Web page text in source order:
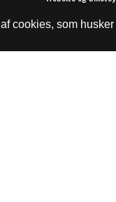
cookies, som